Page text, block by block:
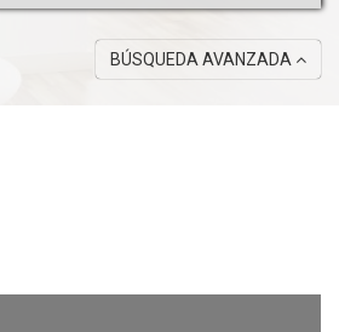
BÚSQUEDA AVANZADA